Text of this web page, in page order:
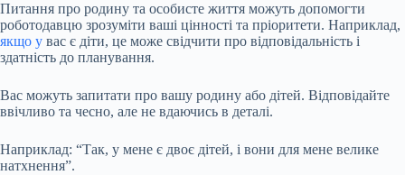
Питання про родину та особисте життя можуть допомогти
роботодавцю зрозуміти ваші цінності та пріоритети. Наприклад,
якщо у вас є діти, це може свідчити про відповідальність і
здатність до планування.
Вас можуть запитати про вашу родину або дітей. Відповідайте
ввічливо та чесно, але не вдаючись в деталі.
Наприклад: “Так, у мене є двоє дітей, і вони для мене велике
натхнення”.